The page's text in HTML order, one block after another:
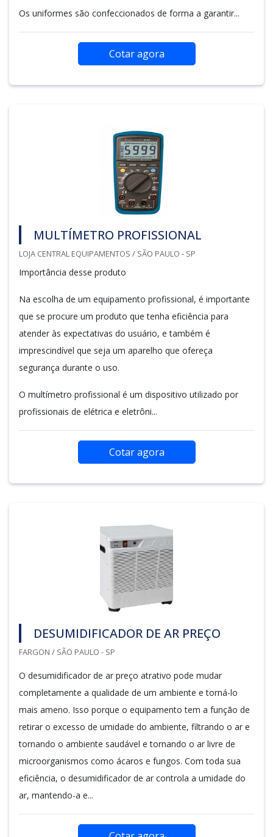
Os uniformes são confeccionados de forma a garantir...
Cotar agora
MULTÍMETRO PROFISSIONAL
LOJA CENTRAL EQUIPAMENTOS / SÃO PAULO - SP
Importância desse produto
Na escolha de um equipamento profissional, é importante
que se procure um produto que tenha eficiência para
atender às expectativas do usuário, e também é
imprescindível que seja um aparelho que ofereça
segurança durante o uso.
O multímetro profissional é um dispositivo utilizado por
profissionais de elétrica e eletrôni...
Cotar agora
DESUMIDIFICADOR DE AR PREÇO
FARGON / SÃO PAULO - SP
O desumidificador de ar preço atrativo pode mudar
completamente a qualidade de um ambiente e torná-lo
mais ameno. Isso porque o equipamento tem a função de
retirar o excesso de umidade do ambiente, filtrando o ar e
tornando o ambiente saudável e tornando o ar livre de
microorganismos como ácaros e fungos. Com toda sua
eficiência, o desumidificador de ar controla a umidade do
ar, mantendo-a e...